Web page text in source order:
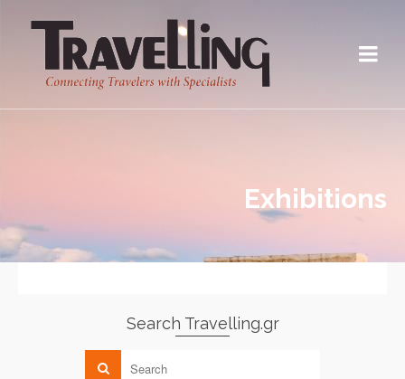
Exhibitions
Search Travelling.gr